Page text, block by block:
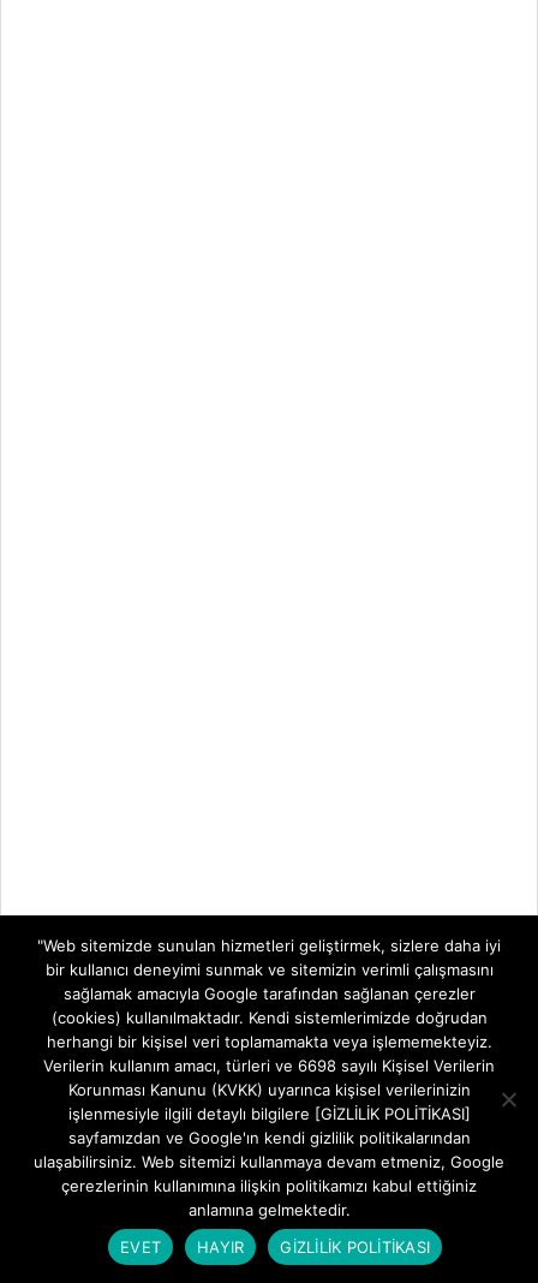
MODEM KURULUMLARI
Aidata WR854GVR AX3000 Wi-Fi Şifre
Değiştirme
BY: FREETEKNOLOJI ON: 5 AĞUSTOS 2026
"Web sitemizde sunulan hizmetleri geliştirmek, sizlere daha iyi
bir kullanıcı deneyimi sunmak ve sitemizin verimli çalışmasını
sağlamak amacıyla Google tarafından sağlanan çerezler
(cookies) kullanılmaktadır. Kendi sistemlerimizde doğrudan
herhangi bir kişisel veri toplamamakta veya işlememekteyiz.
Verilerin kullanım amacı, türleri ve 6698 sayılı Kişisel Verilerin
Korunması Kanunu (KVKK) uyarınca kişisel verilerinizin
işlenmesiyle ilgili detaylı bilgilere [GİZLİLİK POLİTİKASI]
sayfamızdan ve Google'ın kendi gizlilik politikalarından
ulaşabilirsiniz. Web sitemizi kullanmaya devam etmeniz, Google
çerezlerinin kullanımına ilişkin politikamızı kabul ettiğiniz
anlamına gelmektedir.
EVET
HAYIR GİZLİLİK POLİTİKASI